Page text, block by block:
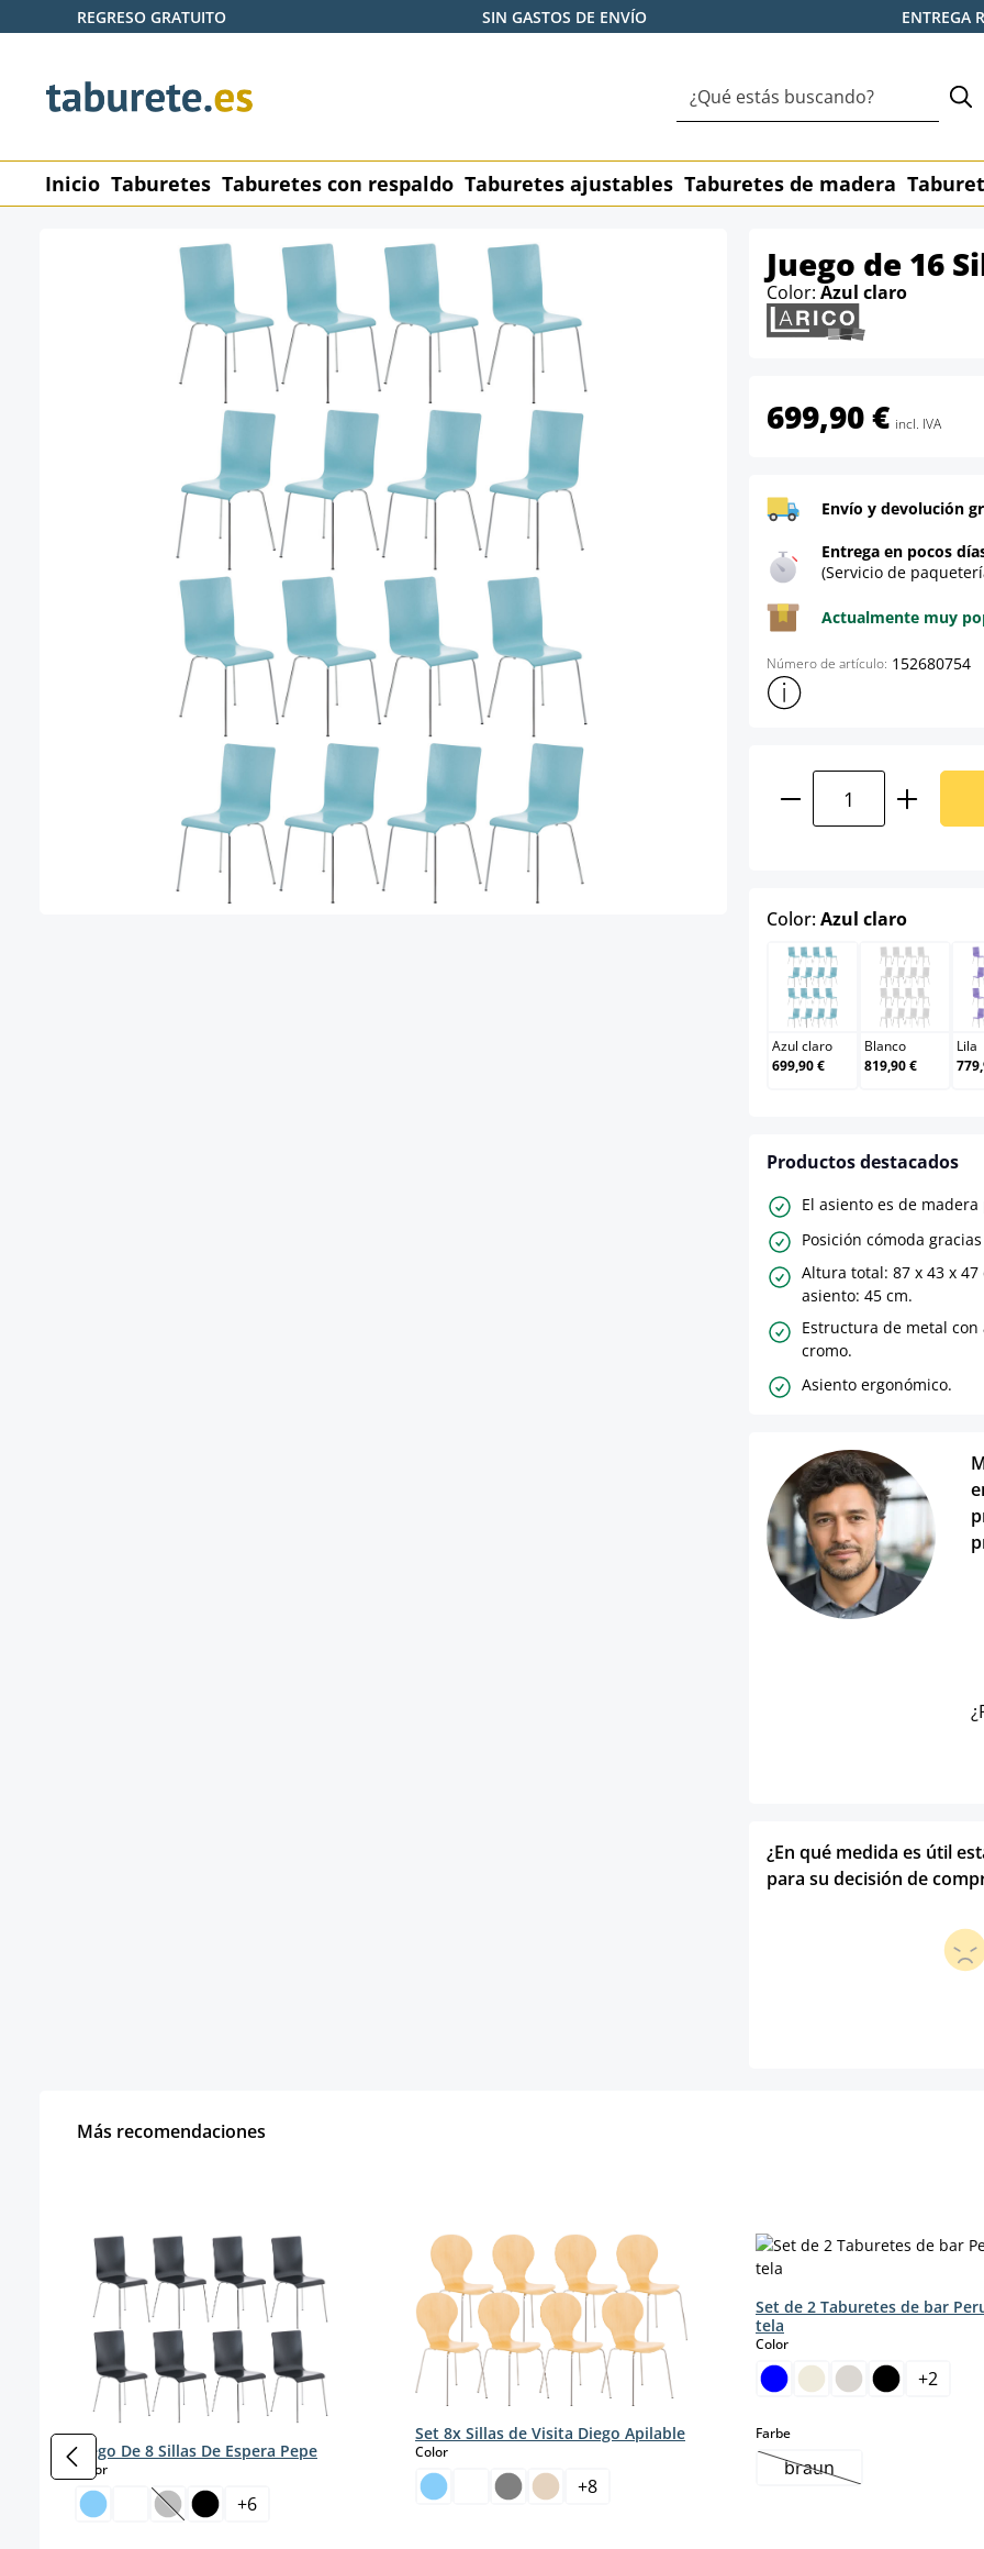
al contenido principal
Saltar a la búsqueda
Saltar a la navegación principal
REGRESO GRATUITO SIN GASTOS DE ENVÍO ENTREGA
Inicio Taburetes Taburetes con respaldo Taburetes ajustables Taburetes de madera
Juego de 16
Color: Azul claro
699,90 € incl. IVA
Envío y devolución
Entrega en pocos
(Servicio de
Actualmente muy
Número de artículo: 152680754
Mostrar más información
Cantidad del
Color:Azul claroselect
Azul claro
Azul claro
699,90 €
Blanco
Blanco
819,90 €
Lila
Productos destacados
El asiento es de
Posición cómoda
Altura total: 87 x 43 x
asiento: 45 cm.
Estructura de metal
cromo.
Asiento ergonómico.
¿En qué medida es útil
para su decisión de
Más recomendaciones
Juego De 8 Sillas De Espera Pepe
Colorselect
(Esta opción no está disponible en este momento.)
+6
Set 8x Sillas de Visita Diego Apilable
Colorselect
+8
Set de 2 Taburetes de bar
tela
Colorselect
+2
Farbeselect
braun(Esta opción no está